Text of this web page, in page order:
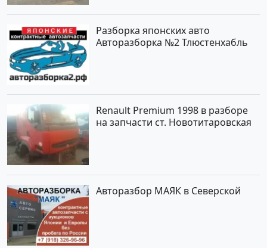
Разборка японских авто
Авторазборка №2 Тлюстенхабль
Renault Premium 1998 в разборе
на запчасти ст. Новотитаровская
Авторазбор МАЯК в Северской